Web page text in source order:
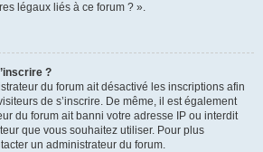
légaux liés à ce forum ? ».
?
du forum ait désactivé les inscriptions afin
de s’inscrire. De même, il est également
du forum ait banni votre adresse IP ou interdit
que vous souhaitez utiliser. Pour plus
un administrateur du forum.